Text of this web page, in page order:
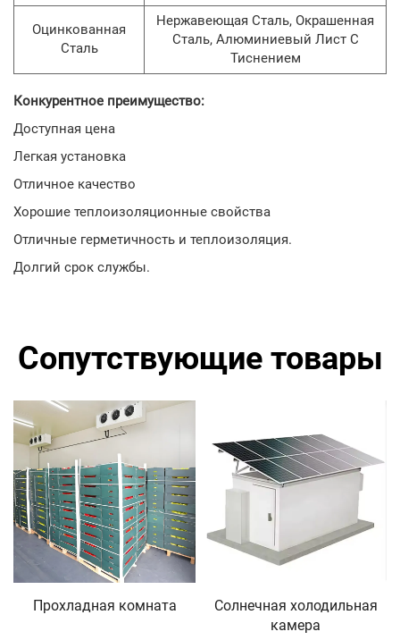
Оцинкованная
Сталь
Нержавеющая Сталь, Окрашенная
Сталь, Алюминиевый Лист С
Тиснением
Конкурентное преимущество:
Доступная цена
Легкая установка
Отличное качество
Хорошие теплоизоляционные свойства
Отличные герметичность и теплоизоляция.
Долгий срок службы.
Сопутствующие товары
Прохладная комната
Солнечная холодильная
камера